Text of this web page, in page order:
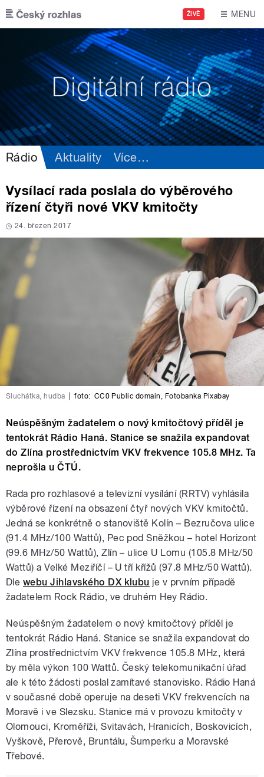
Přejít k hlavnímu obsahu
ŽIVĚ MENU
Rádio Aktuality Více…
Vysílací rada poslala do výběrového
řízení čtyři nové VKV kmitočty
24. březen 2017
Sluchátka, hudba foto: CC0 Public domain , Fotobanka Pixabay
Neúspěšným žadatelem o nový kmitočtový příděl je
tentokrát Rádio Haná. Stanice se snažila expandovat
do Zlína prostřednictvím VKV frekvence 105.8 MHz. Ta
neprošla u ČTÚ.
Rada pro rozhlasové a televizní vysílání (RRTV) vyhlásila
výběrové řízení na obsazení čtyř nových VKV kmitočtů.
Jedná se konkrétně o stanoviště Kolín – Bezručova ulice
(91.4 MHz/100 Wattů), Pec pod Sněžkou – hotel Horizont
(99.6 MHz/50 Wattů), Zlín – ulice U Lomu (105.8 MHz/50
Wattů) a Velké Meziříčí – U tří křížů (97.8 MHz/50 Wattů).
Dle webu Jihlavského DX klubu je v prvním případě
žadatelem Rock Rádio, ve druhém Hey Rádio.
Neúspěšným žadatelem o nový kmitočtový příděl je
tentokrát Rádio Haná. Stanice se snažila expandovat do
Zlína prostřednictvím VKV frekvence 105.8 MHz, která
by měla výkon 100 Wattů. Český telekomunikační úřad
ale k této žádosti poslal zamítavé stanovisko. Rádio Haná
v současné době operuje na deseti VKV frekvencích na
Moravě i ve Slezsku. Stanice má v provozu kmitočty v
Olomouci, Kroměříži, Svitavách, Hranicích, Boskovicích,
Vyškově, Přerově, Bruntálu, Šumperku a Moravské
Třebové.